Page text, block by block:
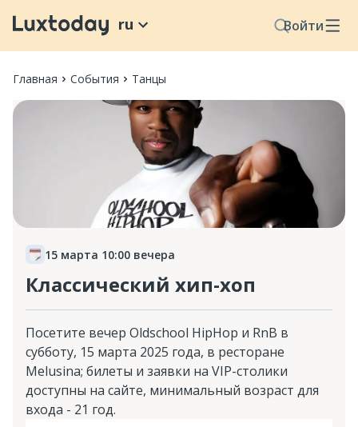
Войти
ru
Главная События Танцы
15 марта 10:00 вечера
Классический хип-хоп
Посетите вечер Oldschool HipHop и RnB в
субботу, 15 марта 2025 года, в ресторане
Melusina; билеты и заявки на VIP-столики
доступны на сайте, минимальный возраст для
входа - 21 год.